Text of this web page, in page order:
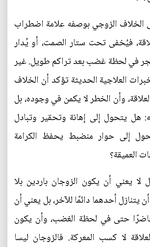
الخلاف الزوجي بوصفه علامة اضطراب
فيُخفى تحت ستار الصمت، أو يُدار
في لحظة غضب بعد تراكم طويل. غير
العلاجية الحديثة تؤكد أن الخلاف
وأن الخطر لا يكمن في وجوده، بل
هل يتحول إلى إهانة وتحقير وتبادل
إلى حوار منضبط يحفظ الكرامة
العميقة؟
لا يعني أن يكون الزوجان باردين بلا
يتنازل أحدهما دائمًا للآخر، بل يعني أن
حتى في لحظة الغضب، وأن يكون
لا كسب المعركة. فالزوجان ليسا